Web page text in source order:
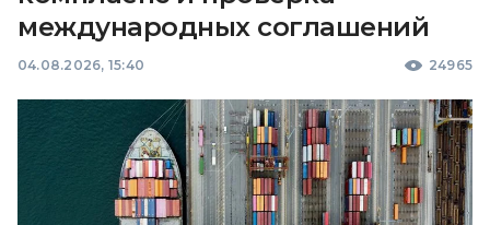
международных соглашений
04.08.2026, 15:40 24965